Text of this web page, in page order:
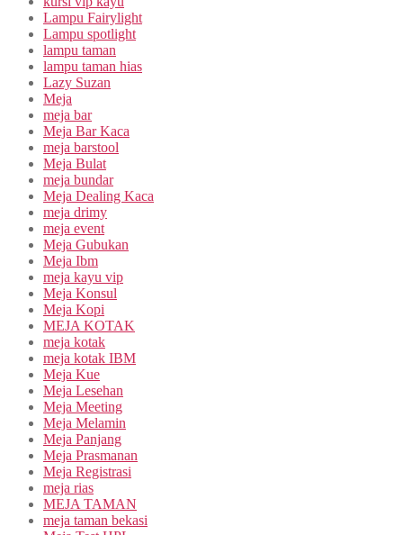
Lampu Fairylight
Lampu spotlight
lampu taman
lampu taman hias
Lazy Suzan
Meja
meja bar
Meja Bar Kaca
meja barstool
Meja Bulat
meja bundar
Meja Dealing Kaca
meja drimy
meja event
Meja Gubukan
Meja Ibm
meja kayu vip
Meja Konsul
Meja Kopi
MEJA KOTAK
meja kotak
meja kotak IBM
Meja Kue
Meja Lesehan
Meja Meeting
Meja Melamin
Meja Panjang
Meja Prasmanan
Meja Registrasi
meja rias
MEJA TAMAN
meja taman bekasi